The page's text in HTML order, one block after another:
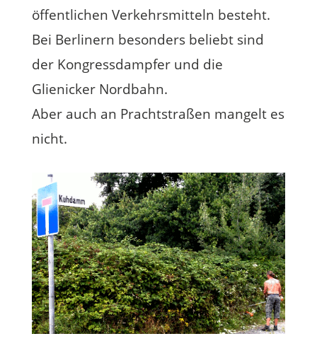
öffentlichen Verkehrsmitteln besteht.
Bei Berlinern besonders beliebt sind
der Kongressdampfer und die
Glienicker Nordbahn.
Aber auch an Prachtstraßen mangelt es
nicht.